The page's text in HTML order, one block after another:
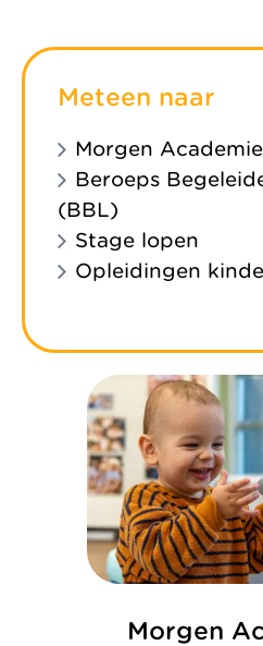
morgen.
Meteen naar
Morgen Academie
Beroeps
(BBL)
Stage lopen
Opleidingen
Morgen